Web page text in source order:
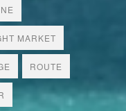
MARKET
ROUTE